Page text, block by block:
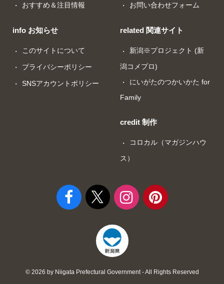
おすすめ＆注目情報
info お知らせ
このサイトについて
プライバシーポリシー
SNSアカウントポリシー
お問い合わせフォーム
related 関連サイト
新潟※プロジェクト (新
潟コメプロ)
にいがたのつかいかた for
Family
credit 制作
コロカル（マガジンハウ
ス）
© 2026 by Niigata Prefectural Government - All Rights Reserved